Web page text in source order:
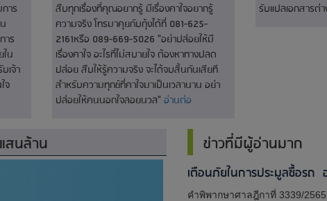
าร
ร
น
เจ้า
จ
สืบทุกเรื่องที่คุณอยากรู้ มีเรื่องคาใจอยากรู้
ความจริง โทรมาคุยกับกุ้งได้ที่ 081-625-
2161หรือ 089-669-5026 "อย่าปล่อยให้มี
เรื่องคาใจ อะไรที่ไม่สบายใจ ต้องหาทางปลด
ปล่อย สืบให้รู้ความจริง จะได้จบสิ้นกันเสียที
สำหรับความทุกข์ที่คาใจมาเป็นเวลานาน อย่า
ปล่อยให้คนนอกใจลอยนวล" อ่านต่อ
รับแปลเอกสารต่
สนล้าน ข่าวที่มีผู้อ่านมาก
เตือนภัยในการประมูลซื้อรถ
คำพิพากษาศาลฎีกาที่ 3339/2565